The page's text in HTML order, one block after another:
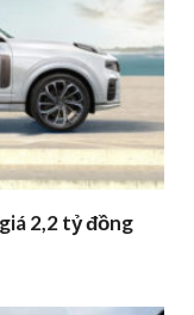
2,2 tỷ đồng